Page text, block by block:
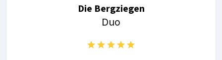
Die Bergziegen
Duo